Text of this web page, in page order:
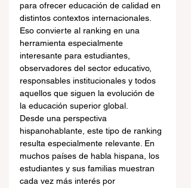
para ofrecer educación de calidad en
distintos contextos internacionales.
Eso convierte al ranking en una
herramienta especialmente
interesante para estudiantes,
observadores del sector educativo,
responsables institucionales y todos
aquellos que siguen la evolución de
la educación superior global.
Desde una perspectiva
hispanohablante, este tipo de ranking
resulta especialmente relevante. En
muchos países de habla hispana, los
estudiantes y sus familias muestran
cada vez más interés por